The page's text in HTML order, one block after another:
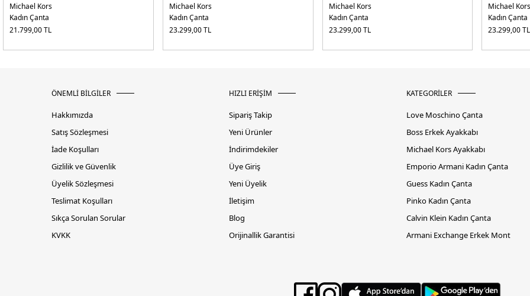
Michael Kors
Kadın Çanta
21.799,00TL
Michael Kors
Kadın Çanta
23.299,00TL
Michael Kors
Kadın Çanta
23.299,00TL
Michael Kors
Kadın Çanta
23.299,00TL
ÖNEMLİ BİLGİLER
Hakkımızda
Satış Sözleşmesi
İade Koşulları
Gizlilik ve Güvenlik
Üyelik Sözleşmesi
Teslimat Koşulları
Sıkça Sorulan Sorular
KVKK
HIZLI ERİŞİM
Sipariş Takip
Yeni Ürünler
İndirimdekiler
Üye Giriş
Yeni Üyelik
İletişim
Blog
Orijinallik Garantisi
KATEGORİLER
Love Moschino Çanta
Boss Erkek Ayakkabı
Michael Kors Ayakkabı
Emporio Armani Kadın Çanta
Guess Kadın Çanta
Pinko Kadın Çanta
Calvin Klein Kadın Çanta
Armani Exchange Erkek Mont